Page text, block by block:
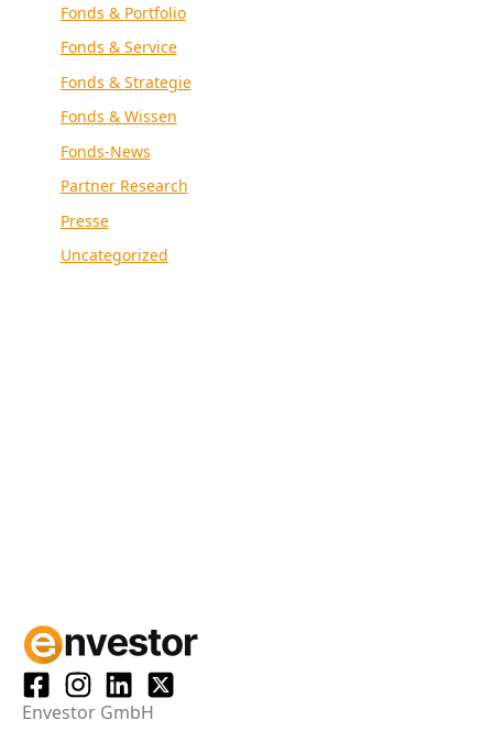
Fonds & Portfolio
Fonds & Service
Fonds & Strategie
Fonds & Wissen
Fonds-News
Partner Research
Presse
Uncategorized
Envestor GmbH